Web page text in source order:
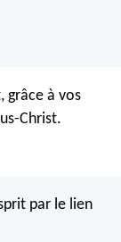
grâce à vos
Christ.
par le lien